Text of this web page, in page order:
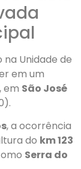
Unidade de
em um
em São José
, a ocorrência
do km 123
Serra do